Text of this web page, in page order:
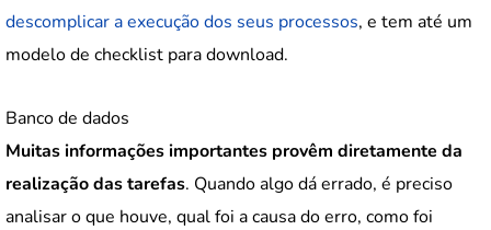
descomplicar a execução dos seus processos, e tem até um
modelo de checklist para download.
Banco de dados
Muitas informações importantes provêm diretamente da
realização das tarefas. Quando algo dá errado, é preciso
analisar o que houve, qual foi a causa do erro, como foi